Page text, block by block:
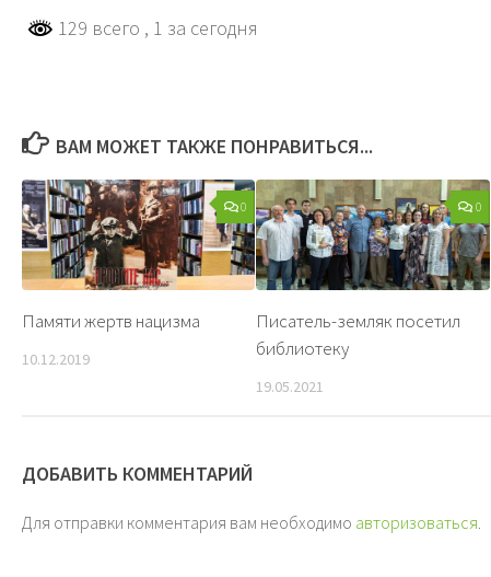
129 всего , 1 за сегодня
ВАМ МОЖЕТ ТАКЖЕ ПОНРАВИТЬСЯ...
0
Памяти жертв нацизма
10.12.2019
0
Писатель-земляк посетил
библиотеку
19.05.2021
ДОБАВИТЬ КОММЕНТАРИЙ
Для отправки комментария вам необходимо авторизоваться